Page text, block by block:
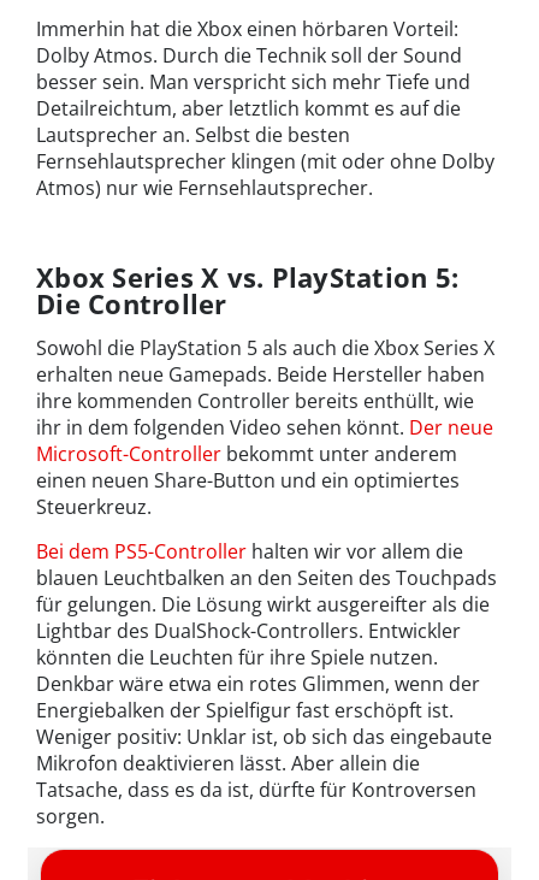
Immerhin hat die Xbox einen hörbaren Vorteil:
Dolby Atmos. Durch die Technik soll der Sound
besser sein. Man verspricht sich mehr Tiefe und
Detailreichtum, aber letztlich kommt es auf die
Lautsprecher an. Selbst die besten
Fernsehlautsprecher klingen (mit oder ohne Dolby
Atmos) nur wie Fernsehlautsprecher.
Xbox Series X vs. PlayStation 5:
Die Controller
Sowohl die PlayStation 5 als auch die Xbox Series X
erhalten neue Gamepads. Beide Hersteller haben
ihre kommenden Controller bereits enthüllt, wie
ihr in dem folgenden Video sehen könnt. Der neue
Microsoft-Controller bekommt unter anderem
einen neuen Share-Button und ein optimiertes
Steuerkreuz.
Bei dem PS5-Controller halten wir vor allem die
blauen Leuchtbalken an den Seiten des Touchpads
für gelungen. Die Lösung wirkt ausgereifter als die
Lightbar des DualShock-Controllers. Entwickler
könnten die Leuchten für ihre Spiele nutzen.
Denkbar wäre etwa ein rotes Glimmen, wenn der
Energiebalken der Spielfigur fast erschöpft ist.
Weniger positiv: Unklar ist, ob sich das eingebaute
Mikrofon deaktivieren lässt. Aber allein die
Tatsache, dass es da ist, dürfte für Kontroversen
sorgen.